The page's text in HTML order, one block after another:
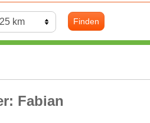
Finden
Fabian